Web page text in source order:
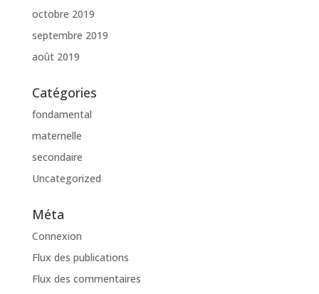
octobre 2019
septembre 2019
août 2019
Catégories
fondamental
maternelle
secondaire
Uncategorized
Méta
Connexion
Flux des publications
Flux des commentaires